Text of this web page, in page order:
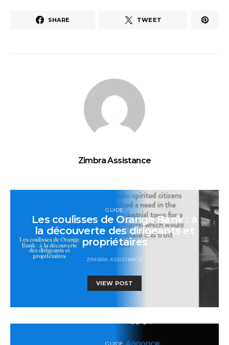
SHARE TWEET
Zimbra Assistance
GUIDE
Les coulisses de Orange Bank : à
la découverte des dirigeants et
propriétaires
ZIMBRA ASSISTANCE
VIEW POST